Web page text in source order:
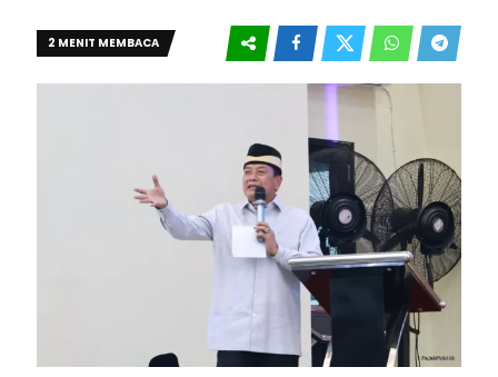
2 MENIT MEMBACA